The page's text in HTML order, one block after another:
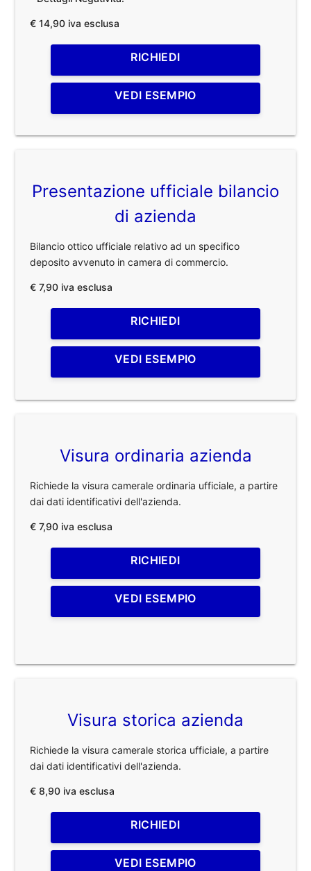
€ 14,90 iva esclusa
RICHIEDI
VEDI ESEMPIO
Presentazione ufficiale bilancio
di azienda
Bilancio ottico ufficiale relativo ad un specifico
deposito avvenuto in camera di commercio.
€ 7,90 iva esclusa
RICHIEDI
VEDI ESEMPIO
Visura ordinaria azienda
Richiede la visura camerale ordinaria ufficiale, a partire
dai dati identificativi dell'azienda.
€ 7,90 iva esclusa
RICHIEDI
VEDI ESEMPIO
Visura storica azienda
Richiede la visura camerale storica ufficiale, a partire
dai dati identificativi dell'azienda.
€ 8,90 iva esclusa
RICHIEDI
VEDI ESEMPIO